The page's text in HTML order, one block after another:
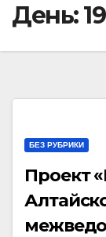
День:
БЕЗ РУБРИКИ
Проект